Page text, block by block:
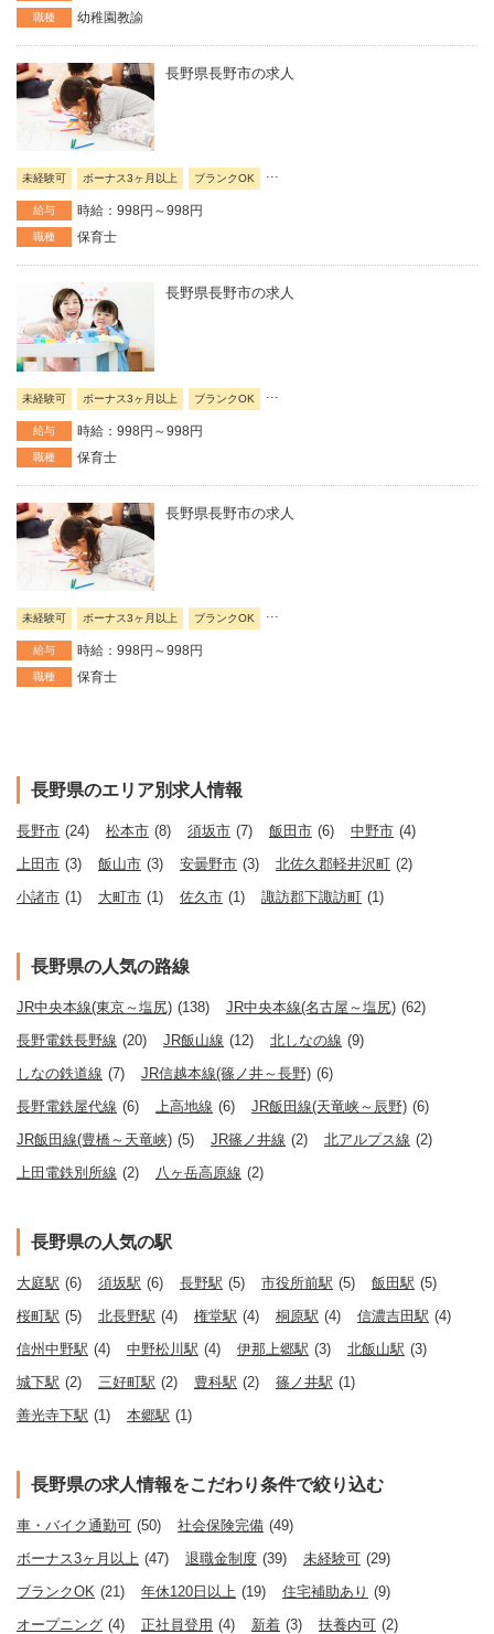
職種 幼稚園教諭
長野県長野市の求人
未経験可 ボーナス3ヶ月以上 ブランクOK ...
給与 時給：998円～998円
職種 保育士
長野県長野市の求人
未経験可 ボーナス3ヶ月以上 ブランクOK
給与 時給：998円～998円
職種 保育士
長野県長野市の求人
未経験可 ボーナス3ヶ月以上 ブランクOK
給与 時給：998円～998円
職種 保育士
長野県のエリア別求人情報
長野市 (24) 松本市 (8) 須坂市 (7) 飯田市 (6) 中野市 (4)
上田市 (3) 飯山市 (3) 安曇野市 (3) 北佐久郡軽井沢町 (2)
小諸市 (1) 大町市 (1) 佐久市 (1) 諏訪郡下諏訪町 (1)
長野県の人気の路線
JR中央本線(東京～塩尻) (138) JR中央本線(名古屋～塩尻) (62)
長野電鉄長野線 (20) JR飯山線 (12) 北しなの線 (9)
しなの鉄道線 (7) JR信越本線(篠ノ井～長野) (6)
長野電鉄屋代線 (6) 上高地線 (6) JR飯田線(天竜峡～辰野) (6)
JR飯田線(豊橋～天竜峡) (5) JR篠ノ井線 (2) 北アルプス線 (2)
上田電鉄別所線 (2) 八ヶ岳高原線 (2)
長野県の人気の駅
大庭駅 (6) 須坂駅 (6) 長野駅 (5) 市役所前駅 (5) 飯田駅 (5)
桜町駅 (5) 北長野駅 (4) 権堂駅 (4) 桐原駅 (4) 信濃吉田駅 (4)
信州中野駅 (4) 中野松川駅 (4) 伊那上郷駅 (3) 北飯山駅 (3)
城下駅 (2) 三好町駅 (2) 豊科駅 (2) 篠ノ井駅 (1)
善光寺下駅 (1) 本郷駅 (1)
長野県の求人情報をこだわり条件で絞り込む
車・バイク通勤可 (50) 社会保険完備 (49)
ボーナス3ヶ月以上 (47) 退職金制度 (39) 未経験可 (29)
ブランクOK (21) 年休120日以上 (19) 住宅補助あり (9)
オープニング (4) 正社員登用 (4) 新着 (3) 扶養内可 (2)